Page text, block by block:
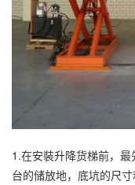
1.在安裝升降货梯前，最
台的储放地，底坑的尺